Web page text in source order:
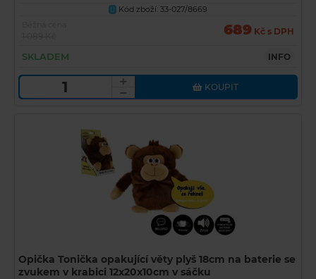
U
Kód zboží: 33-027/8669
689 Kč s DPH
SKLADEM INFO
KOUPIT
Opička Tonička opakující věty plyš 18cm na baterie se
zvukem v krabici 12x20x10cm v sáčku